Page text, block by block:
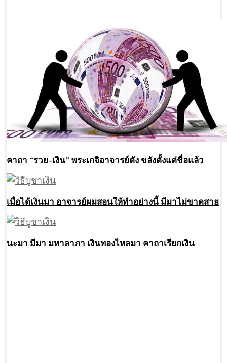
คาถา “รวย-เงิน” พระเกจิอาจารย์ดัง ขลังตั้งแต่ชื่อแล้ว
เมื่อได้เงินมา อาจารย์ผมสอนให้ทำอย่างนี้ มีมาไม่ขาดสาย
นะมา มีมา มหาลาภา เงินทองไหลมา คาถาเรียกเงิน